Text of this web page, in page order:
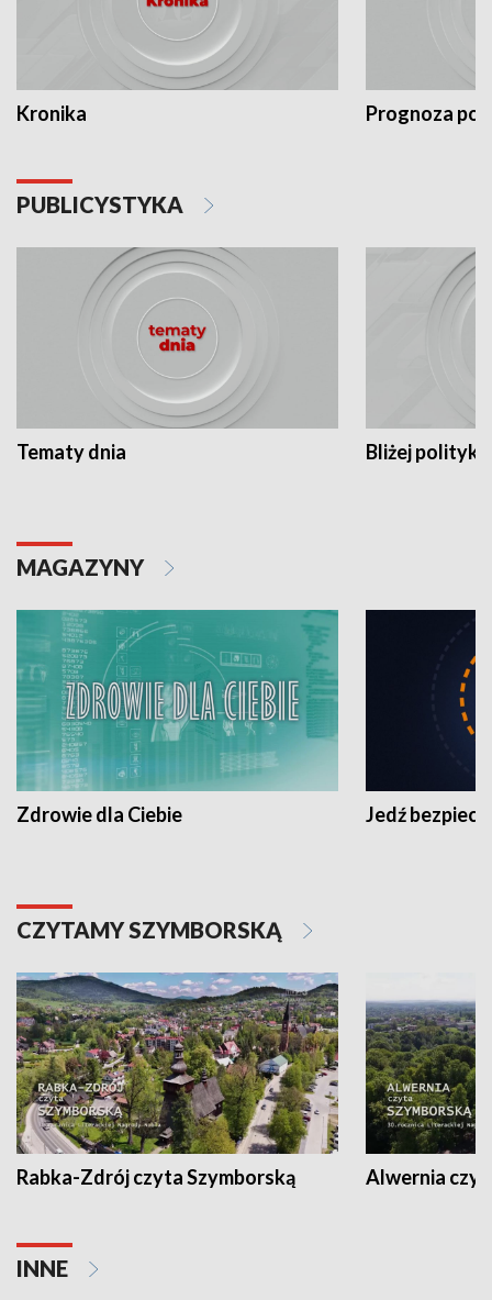
Kronika Prognoza
PUBLICYSTYKA
Tematy dnia Bliżej polityki
MAGAZYNY
Zdrowie dla Ciebie Jedź
CZYTAMY SZYMBORSKĄ
Rabka-Zdrój czyta Szymborską Alwernia
INNE